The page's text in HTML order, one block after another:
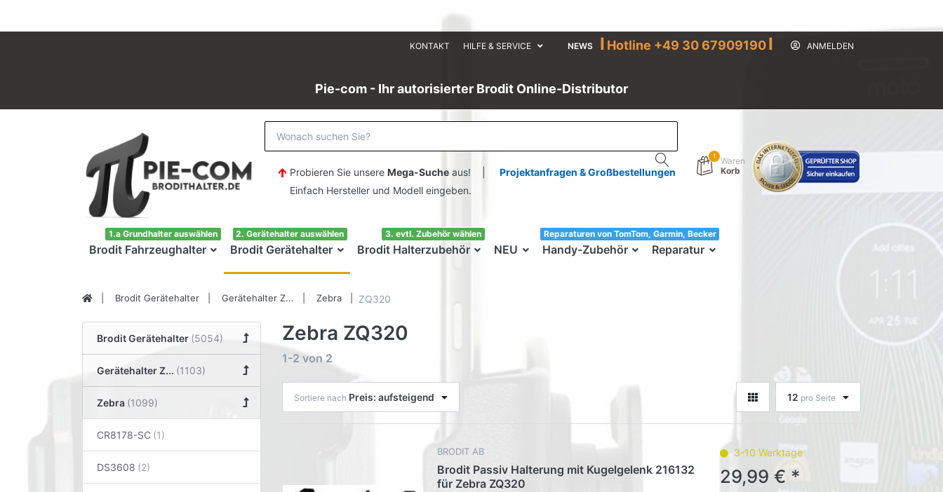
KONTAKT HILFE & SERVICE NEWS I Hotline +49 30 67909190I ANMELDEN
Pie-com - Ihr autorisierter Brodit Online-Distributor
Probieren Sie unsere Mega-Sucheaus! | Projektanfragen & Großbestellungen
Einfach Hersteller und Modell eingeben.
1
Waren
Korb
Brodit Fahrzeughalter
1.a Grundhalter auswählen
Brodit Gerätehalter
2. Gerätehalter auswählen
Brodit Halterzubehör
3. evtl. Zubehör wählen
NEU Handy-Zubehör
33!
Reparatur
Reparaturen von TomTom, Garmin, Becker
Brodit Gerätehalter Gerätehalter Z... Zebra ZQ320
Brodit Gerätehalter
Gerätehalter Z...
Zebra
CR8178-SC
DS3608
Zebra ZQ320
1-2 von 2
Sortiere nach Preis: aufsteigend 12 pro Seite
BRODIT AB
Brodit Passiv Halterung mit Kugelgelenk 216132
für Zebra ZQ320
3-10 Werktage
29,99 € *